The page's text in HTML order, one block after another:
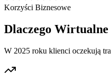
Korzyści Biznesowe
Dlaczego
W 2025 roku klienci oczekują